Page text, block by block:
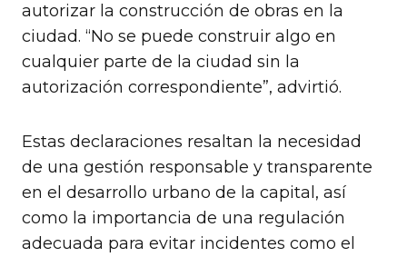
autorizar la construcción de obras en la
ciudad. “No se puede construir algo en
cualquier parte de la ciudad sin la
autorización correspondiente”, advirtió.
Estas declaraciones resaltan la necesidad
de una gestión responsable y transparente
en el desarrollo urbano de la capital, así
como la importancia de una regulación
adecuada para evitar incidentes como el